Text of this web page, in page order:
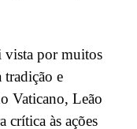
vista por muitos
tradição e
Vaticano, Leão
às ações